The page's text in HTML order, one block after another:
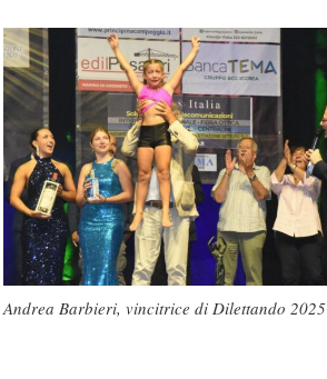
Andrea Barbieri, vincitrice di Dilettando 2025